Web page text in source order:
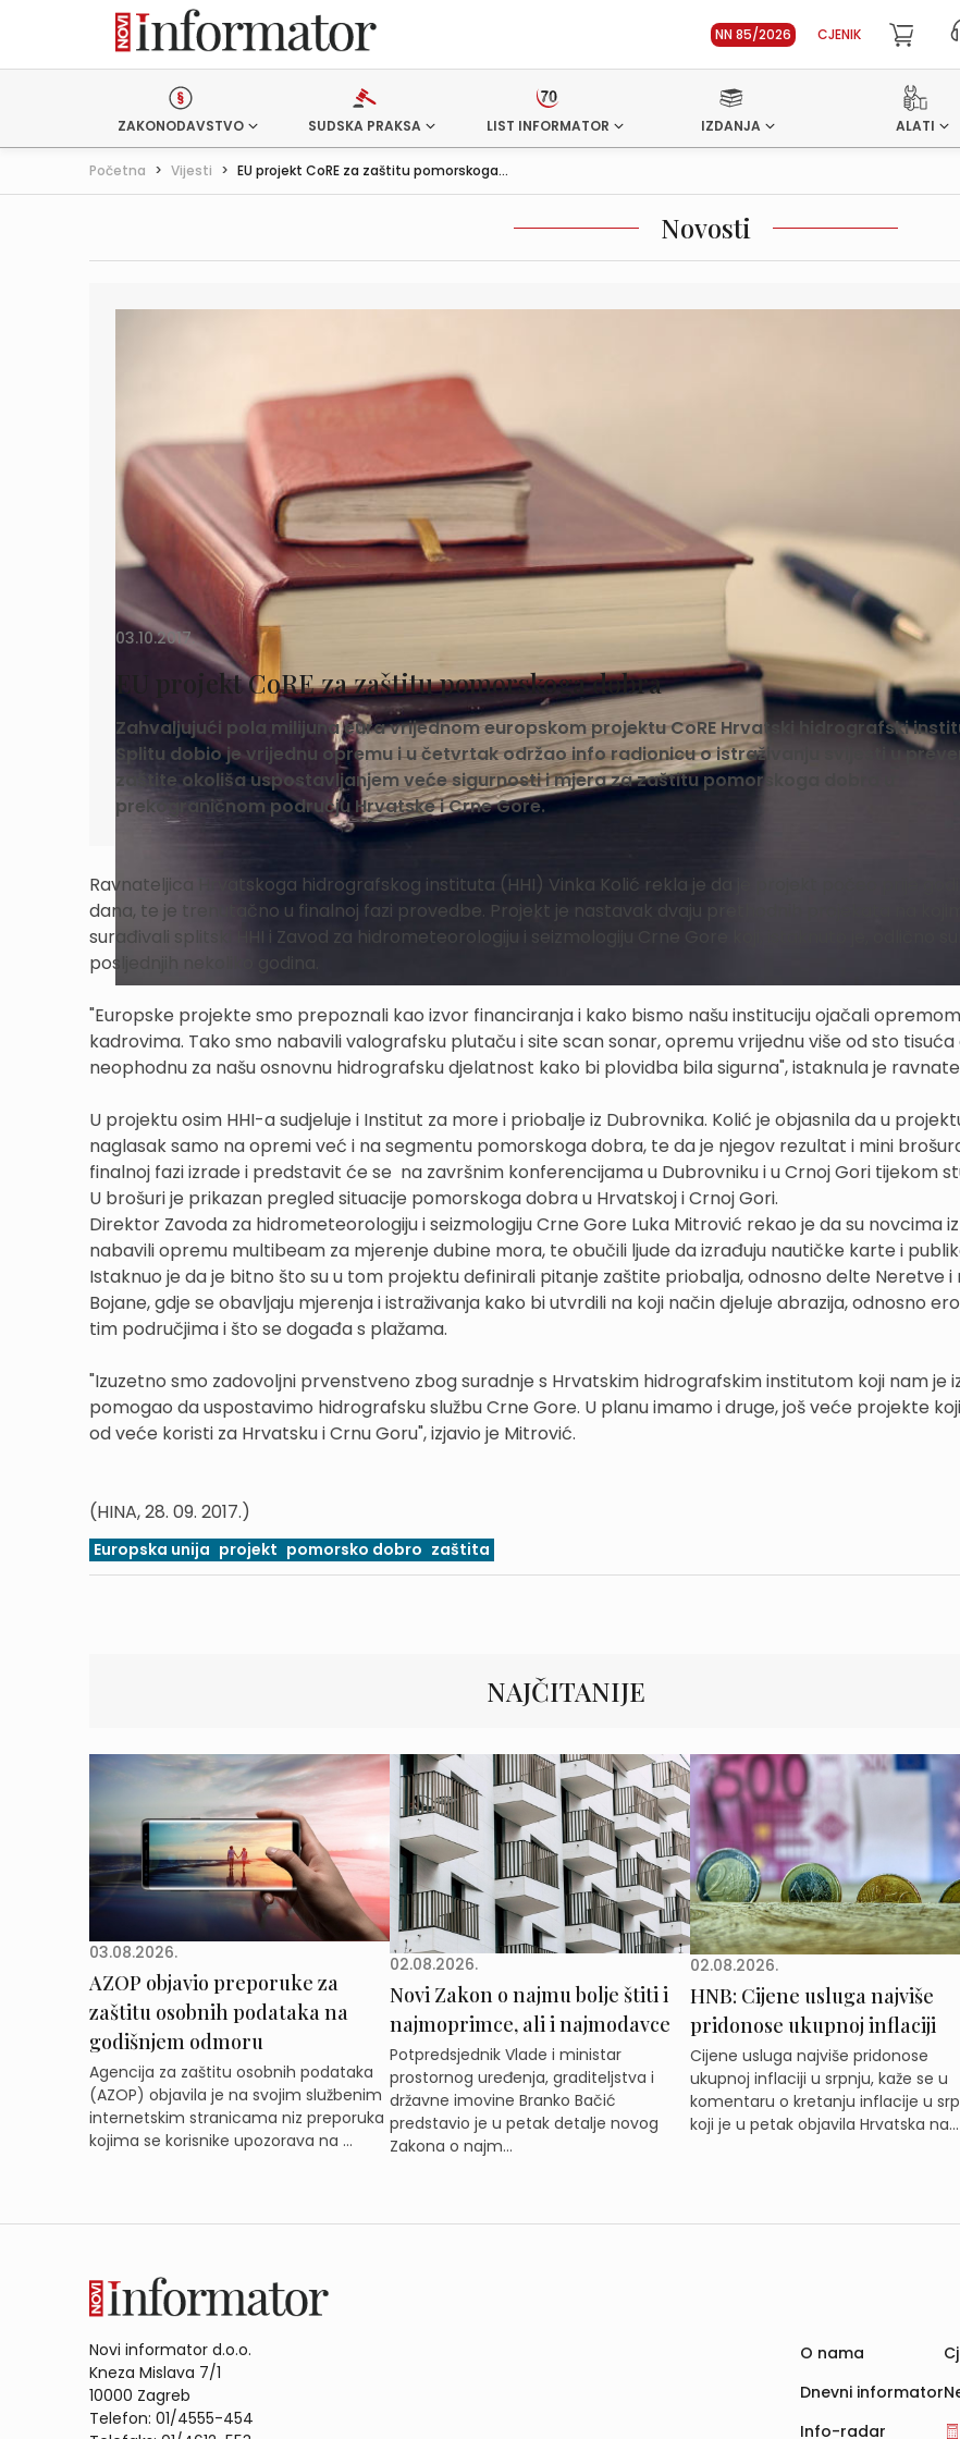
NN 85/2026 CJENIK
ZAKONODAVSTVO SUDSKA PRAKSA LIST INFORMATOR IZDANJA ALATI
Početna > Vijesti > EU projekt CoRE za zaštitu pomorskoga...
Novosti
03.10.2017.
EU projekt CoRE za zaštitu pomorskoga dobra
Zahvaljujući pola milijuna eura vrijednom europskom projektu CoRE Hrvatski hidrografski
Splitu dobio je vrijednu opremu i u četvrtak održao info radionicu o istraživanju svijesti u
zaštite okoliša uspostavljanjem veće sigurnosti i mjera za zaštitu pomorskoga dobra u
prekograničnom području Hrvatske i Crne Gore.
Ravnateljica Hrvatskoga hidrografskog instituta (HHI) Vinka Kolić rekla je da je projekt počeo prije
dana, te je trenutačno u finalnoj fazi provedbe. Projekt je nastavak dvaju prethodnih projekata na
surađivali splitski HHI i Zavod za hidrometeorologiju i seizmologiju Crne Gore koji, istaknuto je, odlično
posljednjih nekoliko godina.
"Europske projekte smo prepoznali kao izvor financiranja i kako bismo našu instituciju ojačali
kadrovima. Tako smo nabavili valografsku plutaču i site scan sonar, opremu vrijednu više od sto
neophodnu za našu osnovnu hidrografsku djelatnost kako bi plovidba bila sigurna", istaknula je
U projektu osim HHI-a sudjeluje i Institut za more i priobalje iz Dubrovnika. Kolić je objasnila da u
naglasak samo na opremi već i na segmentu pomorskoga dobra, te da je njegov rezultat i mini
finalnoj fazi izrade i predstavit će se na završnim konferencijama u Dubrovniku i u Crnoj Gori tijekom
U brošuri je prikazan pregled situacije pomorskoga dobra u Hrvatskoj i Crnoj Gori.
Direktor Zavoda za hidrometeorologiju i seizmologiju Crne Gore Luka Mitrović rekao je da su novcima
nabavili opremu multibeam za mjerenje dubine mora, te obučili ljude da izrađuju nautičke karte i
Istaknuo je da je bitno što su u tom projektu definirali pitanje zaštite priobalja, odnosno delte Neretve i
Bojane, gdje se obavljaju mjerenja i istraživanja kako bi utvrdili na koji način djeluje abrazija, odnosno
tim područjima i što se događa s plažama.
"Izuzetno smo zadovoljni prvenstveno zbog suradnje s Hrvatskim hidrografskim institutom koji nam je
pomogao da uspostavimo hidrografsku službu Crne Gore. U planu imamo i druge, još veće projekte
od veće koristi za Hrvatsku i Crnu Goru", izjavio je Mitrović.
(HINA, 28. 09. 2017.)
Europska unija projekt pomorsko dobro zaštita
NAJČITANIJE
03.08.2026.
AZOP objavio preporuke za
zaštitu osobnih podataka na
godišnjem odmoru
Agencija za zaštitu osobnih podataka
(AZOP) objavila je na svojim službenim
internetskim stranicama niz preporuka
kojima se korisnike upozorava na ...
02.08.2026.
Novi Zakon o najmu bolje štiti i
najmoprimce, ali i najmodavce
Potpredsjednik Vlade i ministar
prostornog uređenja, graditeljstva i
državne imovine Branko Bačić
predstavio je u petak detalje novog
Zakona o najm...
02.08.2026.
HNB: Cijene usluga najviše
pridonose ukupnoj inflaciji
Cijene usluga najviše pridonose
ukupnoj inflaciji u srpnju, kaže se u
komentaru o kretanju inflacije u
koji je u petak objavila Hrvatska na...
Novi informator d.o.o.
Kneza Mislava 7/1
10000 Zagreb
Telefon: 01/4555-454
O nama
Dnevni informator
Info-radar